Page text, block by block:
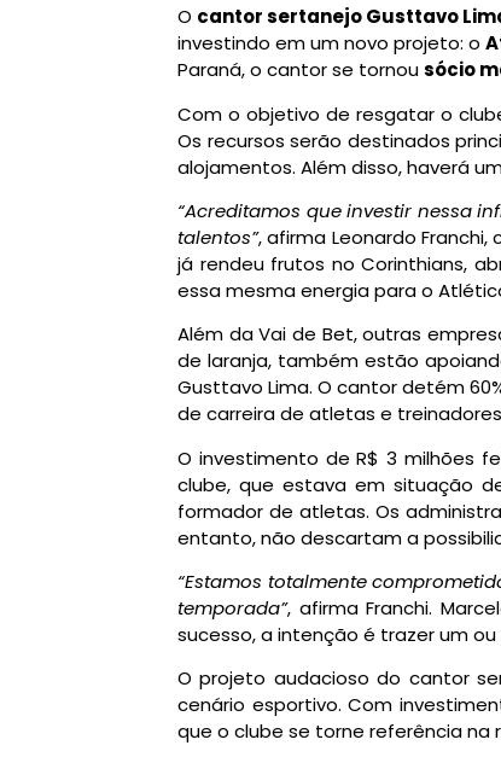
O cantor sertanejo Gusttavo
investindo em um novo projeto: o
Paraná, o cantor se tornousócio
Com o objetivo de resgatar o
Os recursos serão destinados
alojamentos. Além disso, haverá
“Acreditamos que investir nessa
talentos”, afirma Leonardo
já rendeu frutos no Corinthians,
essa mesma energia para o
Além da Vai de Bet, outras
de laranja, também estão
Gusttavo Lima. O cantor detém
de carreira de atletas e
O investimento de R$ 3 milhões
clube, que estava em situação
formador de atletas. Os
entanto, não descartam a
“Estamos totalmente
temporada”, afirma Franchi.
sucesso, a intenção é trazer um
O projeto audacioso do cantor
cenário esportivo. Com
que o clube se torne referência